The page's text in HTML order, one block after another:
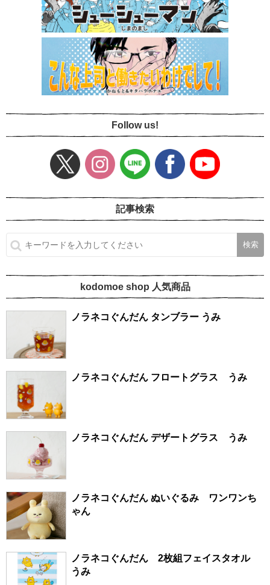
Follow us!
記事検索
kodomoe shop 人気商品
ノラネコぐんだん タンブラー うみ
ノラネコぐんだん フロートグラス うみ
ノラネコぐんだん デザートグラス うみ
ノラネコぐんだん ぬいぐるみ ワンワンち
ゃん
ノラネコぐんだん 2枚組フェイスタオル
うみ